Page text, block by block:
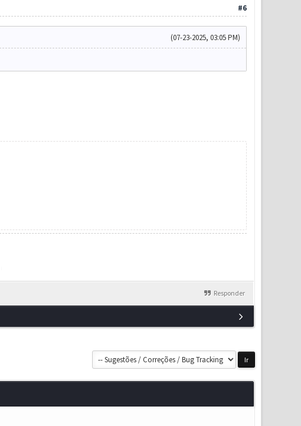
#6
(07-23-2025, 03:05 PM)
Responder